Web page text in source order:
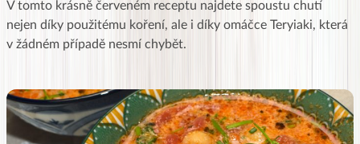
V tomto krásně červeném receptu najdete spoustu chutí
nejen díky použitému koření, ale i díky omáčce Teryiaki, která
v žádném případě nesmí chybět.